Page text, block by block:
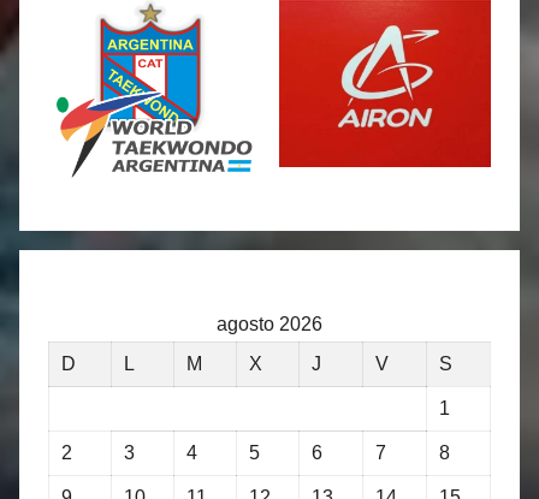
agosto 2026
D
L M X J V S
1
2 3 4 5 6 7 8